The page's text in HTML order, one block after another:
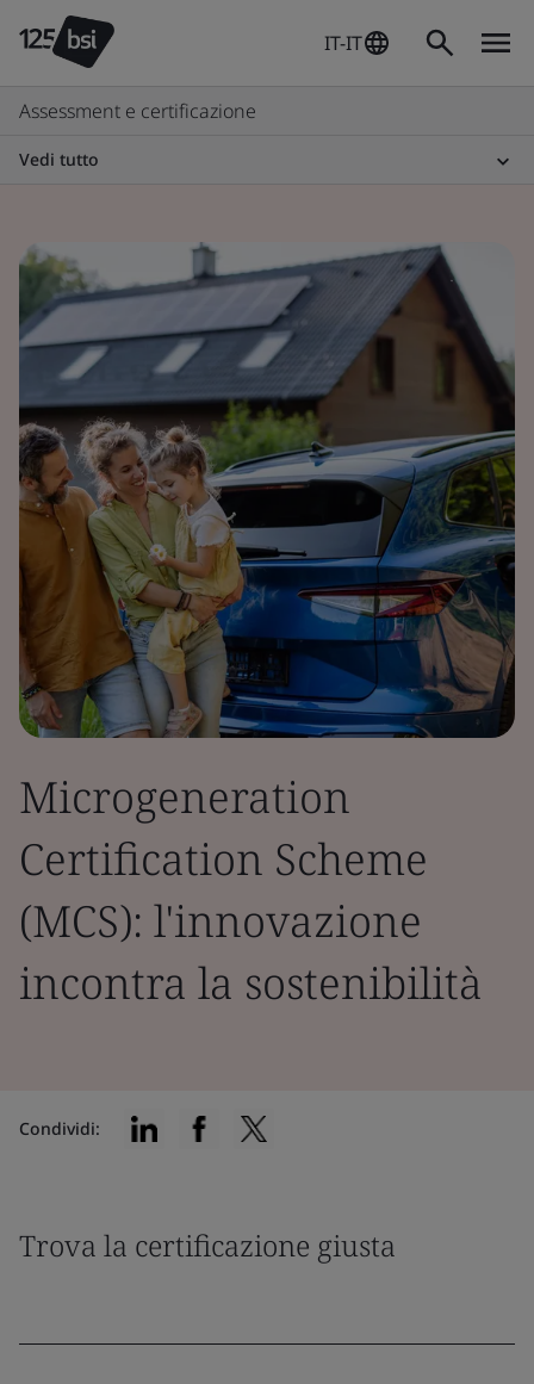
IT-IT
Assessment e certificazione
Vedi tutto
Microgeneration
Certification Scheme
(MCS): l'innovazione
incontra la sostenibilità
Condividi:
Trova la certificazione giusta